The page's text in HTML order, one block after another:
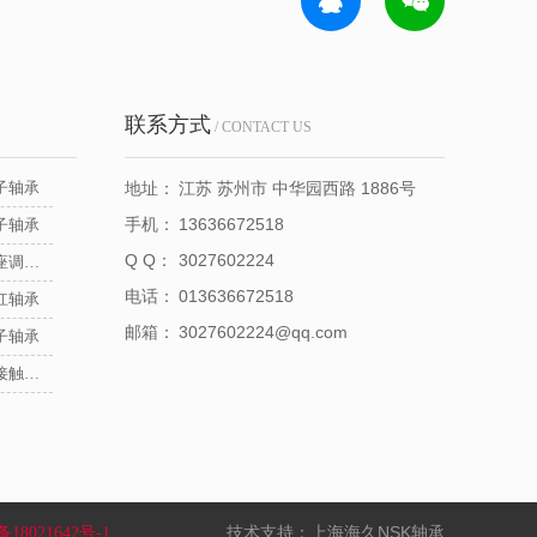
轴承
轴承
NSK立式带座调心轴承
轴承
轴承
NSK推力角接触球轴承
联系方式/ CONTACT US
地址： 江苏 苏州市 中华园西路 1886号
手机：
13636672518
Q Q：
3027602224
电话： 013636672518
邮箱： 3027602224@qq.com
18021642号-1 技术支持：上海海久NSK轴承